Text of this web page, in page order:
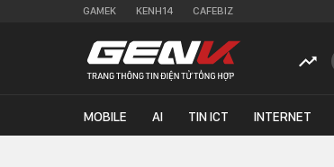
GAMEK KENH14 CAFEBIZ
MOBILE AI TIN ICT INTERNET